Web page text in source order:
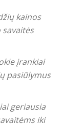
kainos
įrankiai
pasiūlymus
geriausia
iki